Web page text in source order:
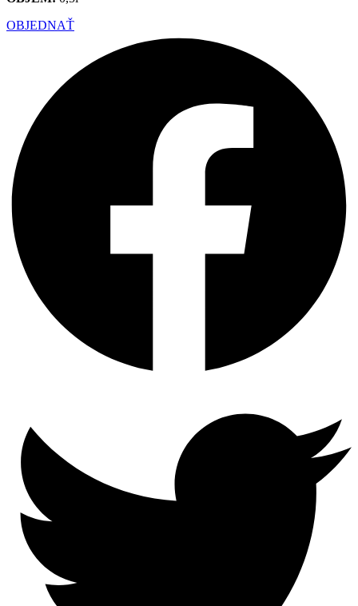
OBJEDNAŤ